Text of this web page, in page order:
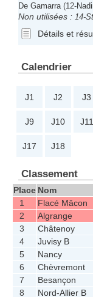
De Gamarra (12-
Non utilisées : 14-
Détails et
Calendrier
J1 J2 J3
J9 J10 J11
J17 J18
Classement
Place Nom
1
Flacé Mâcon
2
Algrange
3
Châtenoy
4
Juvisy B
5
Nancy
6
Chèvremont
7
Besançon
8
Nord-Allier B